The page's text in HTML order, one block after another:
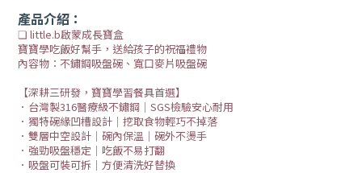
產品介紹：
❏ little.b啟蒙成長寶盒
寶寶學吃飯好幫手，送給孩子的祝福禮物
內容物：不鏽鋼吸盤碗、寬口麥片吸盤碗
【深耕三研發，寶寶學習餐具首選】
．台灣製316醫療級不鏽鋼｜SGS檢驗安心耐用
．獨特碗緣凹槽設計｜挖取食物輕巧不掉落
．雙層中空設計｜碗內保溫｜碗外不燙手
．強勁吸盤穩定｜吃飯不易打翻
．吸盤可裝可拆｜方便清洗好替換